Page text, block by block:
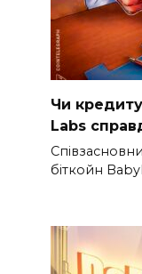
Чи
Labs
біткойн